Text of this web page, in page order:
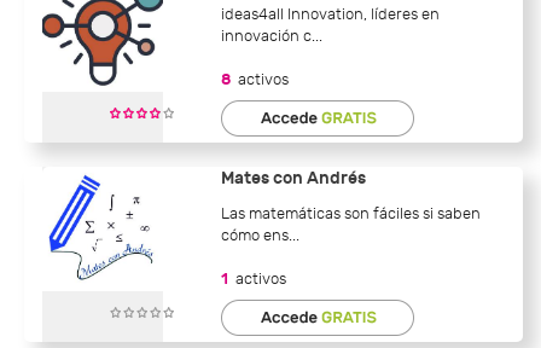
ideas4all Innovation, líderes en
innovación c...
8 activos
Mates con Andrés
Las matemáticas son fáciles si saben
cómo ens...
1 activos